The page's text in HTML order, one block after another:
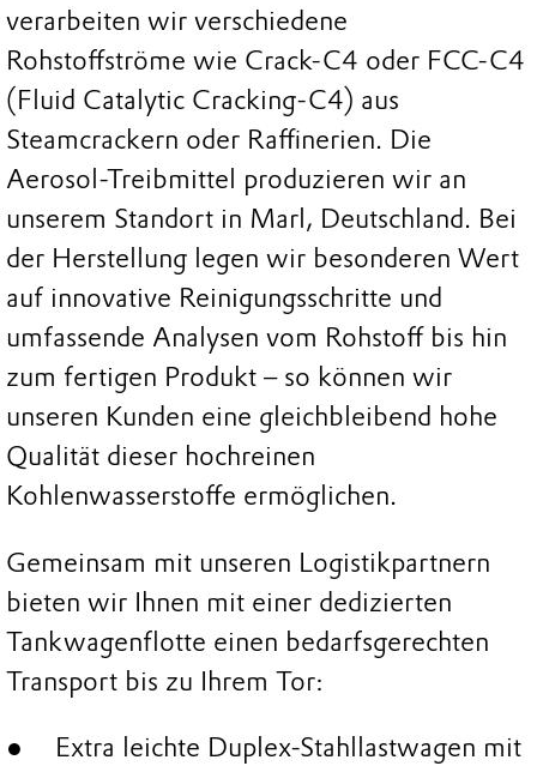
verarbeiten wir verschiedene
Rohstoffströme wie Crack-C4 oder FCC-C4
(Fluid Catalytic Cracking-C4) aus
Steamcrackern oder Raffinerien. Die
Aerosol-Treibmittel produzieren wir an
unserem Standort in Marl, Deutschland. Bei
der Herstellung legen wir besonderen Wert
auf innovative Reinigungsschritte und
umfassende Analysen vom Rohstoff bis hin
zum fertigen Produkt – so können wir
unseren Kunden eine gleichbleibend hohe
Qualität dieser hochreinen
Kohlenwasserstoffe ermöglichen.
Gemeinsam mit unseren Logistikpartnern
bieten wir Ihnen mit einer dedizierten
Tankwagenflotte einen bedarfsgerechten
Transport bis zu Ihrem Tor:
Extra leichte Duplex-Stahllastwagen mit